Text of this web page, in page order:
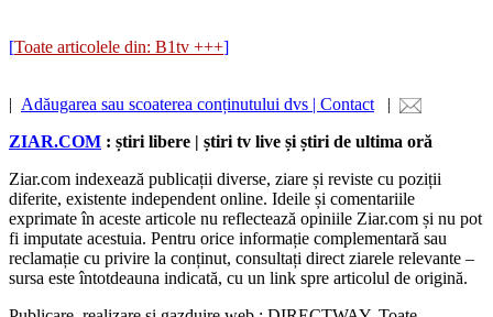
[Toate articolele din: B1tv +++]
| Adăugarea sau scoaterea conținutului dvs | Contact |
ZIAR.COM : știri libere | știri tv live și știri de ultima oră
Ziar.com indexează publicații diverse, ziare și reviste cu poziții
diferite, existente independent online. Ideile și comentariile
exprimate în aceste articole nu reflectează opiniile Ziar.com și nu pot
fi imputate acestuia. Pentru orice informație complementară sau
reclamație cu privire la conținut, consultați direct ziarele relevante –
sursa este întotdeauna indicată, cu un link spre articolul de origină.